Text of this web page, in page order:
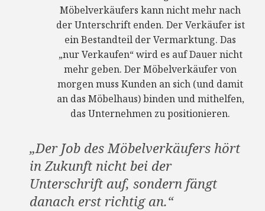
Möbelverkäufers kann nicht mehr nach
der Unterschrift enden. Der Verkäufer ist
ein Bestandteil der Vermarktung. Das
„nur Verkaufen“ wird es auf Dauer nicht
mehr geben. Der Möbelverkäufer von
morgen muss Kunden an sich (und damit
an das Möbelhaus) binden und mithelfen,
das Unternehmen zu positionieren.
„Der Job des Möbelverkäufers hört
in Zukunft nicht bei der
Unterschrift auf, sondern fängt
danach erst richtig an.“